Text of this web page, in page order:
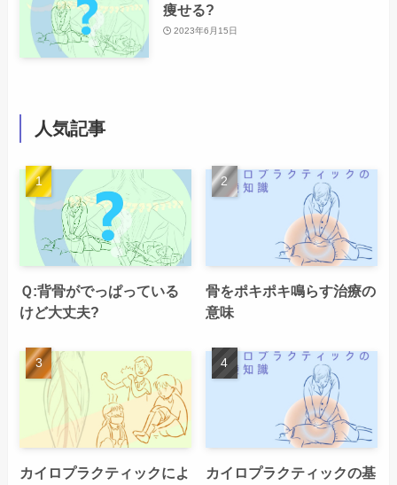
痩せる?
2023年6月15日
人気記事
Ｑ:背骨がでっぱっている
けど大丈夫?
骨をポキポキ鳴らす治療の
意味
カイロプラクティックによ
カイロプラクティックの基